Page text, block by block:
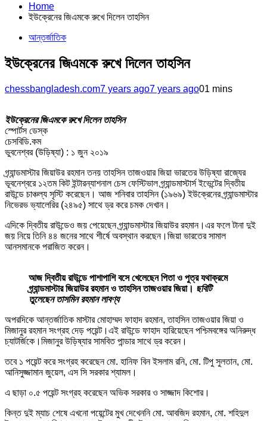
Home
ইউক্রেনের জিএমকে রুখে দিলেন তাহসিন
আন্তর্জাতিক
ইউক্রেনের জিএমকে রুখে দিলেন তাহসিন
chessbangladesh.com7 years ago7 years ago01 mins
ইউক্রেনের জিএমকে রুখে দিলেন তাহসিন
স্পোর্টস ডেস্ক
চেসবিডি.কম
‎ভুবনেশ্বর (উড়িষ্যা) : ১ জুন ২০১৯
গ্র্যান্ডমাস্টার জিয়াউর রহমান তনয় তাহসিন তাজওয়ার জিয়া ভারতের উড়িষ্যা রাজ্যের
ভূবনেশ্বরে ১২তম কিট ইন্টারন্যাশনাল চেস ফেস্টিভাল গ্র্যান্ডমাস্টার্স ইভেন্টের দ্বিতীয়
রাউন্ডে চাঞ্চল্য সৃস্টি করেছেন। আজ শনিবার তাহসিন (১৯৬৯) ইউক্রেনের গ্র্যান্ডমাস্টার
নিভেরভ ভ্যালেরির (২৪৯৫) সাথে ড্র করে চমক দেখান।
এদিকে দ্বিতীয় রাউন্ডেও জয় পেয়েছেন গ্র্যান্ডমাস্টার জিয়াউর রহমান।এর ফলে টানা দুই
জয় নিয়ে তিনি ৪৪ জনের সাথে শীর্ষে অবস্থান করছেন।জিয়া ভারতের সামাল
আনসমানকে পরাজিত করেন।
আজ দ্বিতীয় রাউন্ডে পাশাপাশি বসে খেলেছেন পিতা ও পুত্র যথাক্রমে
গ্র্যান্ডমাস্টার জিয়াউর রহমান ও তাহসিন তাজওয়ার জিয়া। ছবিটি
তুলেছেন তাসমিন রহমান লাবণ্য
অপরদিকে আন্তর্জাতিক মাস্টার মোহাম্মদ ফাহাদ রহমান, তাহসিন তাজওয়ার জিয়া ও
মিজানুর রহমান সংগ্রহ দেড় পয়েন্ট।এই রাউন্ডে ফাহাদ হারিয়েছেন পশ্চিমবঙ্গের অনিরুদ্ধ
চ্যাটর্জিকে।মিজানুর উড়িষ্যার সামবিত পান্ডার সাথে ড্র করেন।
তবে ১ পয়েন্ট করে সংগ্রহ করেছেন মো. হানিফ বিন ইসলাম রনি, মো. টিপু সুলতান, মো.
আনিসুজ্জামান জুয়েল, এস সি সরকার শ্যামল।
এ ছাড়া ০.৫ পয়েন্ট সংগ্রহ করেছেন অভিক সরকার ও সাজ্জাদ কিশোর।
কিন্ত দুই ম্যাচ শেষে এখনো পয়েন্টের মুখ দেখেননি মো. আবজিদ রহমান, মো. শহিদুল